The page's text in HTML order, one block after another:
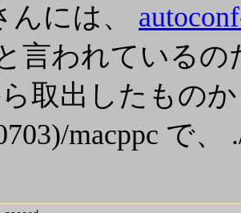
んには、
言われているの
取出したもの
macppc で